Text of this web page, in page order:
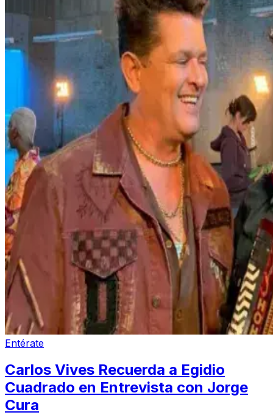
Entérate
Carlos Vives Recuerda a Egidio
Cuadrado en Entrevista con Jorge
Cura